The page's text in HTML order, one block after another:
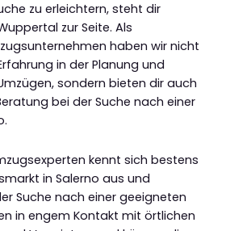
zu erleichtern, steht dir
zur Seite. Als
haben wir nicht
in der Planung und
sondern bieten dir auch
bei der Suche nach einer
kennt sich bestens
in Salerno aus und
Suche nach einer geeigneten
in engem Kontakt mit örtlichen